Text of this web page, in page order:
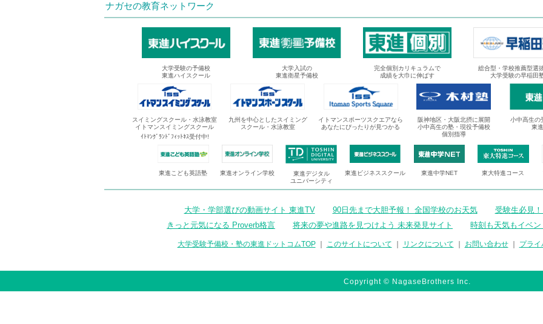
ナガセの教育ネットワーク
大学受験の予備校
東進ハイスクール
大学入試の
東進衛星予備校
完全個別カリキュラムで
成績を大巾に伸ばす
総合型・学校推薦型選
大学受験の早稲田
スイミングスクール・水泳教室
イトマンスイミングスクール
ｲﾄﾏﾝｸﾞﾗﾝﾄﾞﾌｨｯﾄﾈｽ受付中!
九州を中心としたスイミング
スクール・水泳教室
イトマンスポーツスクエアなら
あなたにぴったりが見つかる
阪神地区・大阪北摂に展開
小中高生の塾・現役予備校
個別指導
小中高生の
東
東進こども英語塾 東進オンライン学校
東進デジタル
ユニバーシティ
東進ビジネススクール 東進中学NET 東大特進コース
大学・学部選びの動画サイト 東進TV 90日先まで大胆予報！ 全国学校のお天気
受験生必見
きっと元気になる Proverb格言
将来の夢や進路を見つけよう 未来発見サイト 時刻も天気もイベ
大学受験予備校・塾の東進ドットコムTOP｜ このサイトについて リンクについて お問い合わせ｜ プラ
Copyright © NagaseBrothers Inc.